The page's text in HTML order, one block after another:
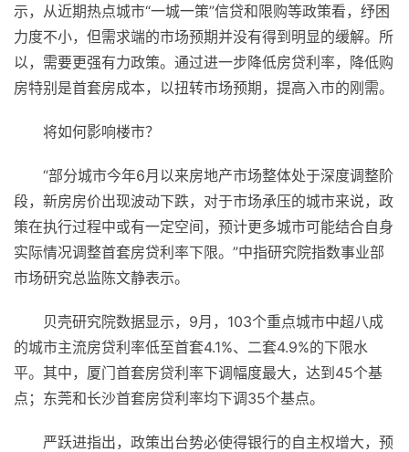
示，从近期热点城市“一城一策”信贷和限购等政策看，纾困
力度不小，但需求端的市场预期并没有得到明显的缓解。所
以，需要更强有力政策。通过进一步降低房贷利率，降低购
房特别是首套房成本，以扭转市场预期，提高入市的刚需。
将如何影响楼市？
“部分城市今年6月以来房地产市场整体处于深度调整阶
段，新房房价出现波动下跌，对于市场承压的城市来说，政
策在执行过程中或有一定空间，预计更多城市可能结合自身
实际情况调整首套房贷利率下限。”中指研究院指数事业部
市场研究总监陈文静表示。
贝壳研究院数据显示，9月，103个重点城市中超八成
的城市主流房贷利率低至首套4.1%、二套4.9%的下限水
平。其中，厦门首套房贷利率下调幅度最大，达到45个基
点；东莞和长沙首套房贷利率均下调35个基点。
严跃进指出，政策出台势必使得银行的自主权增大，预